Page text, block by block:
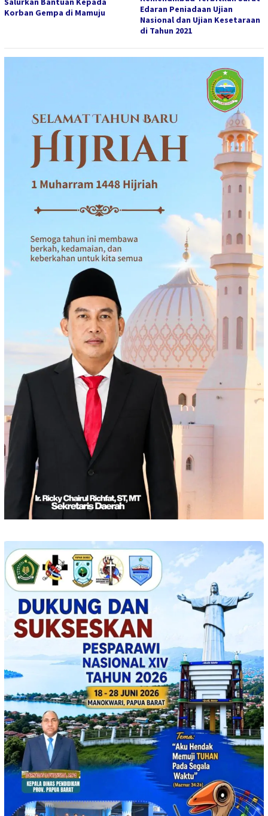
Korban Gempa di Mamuju
Edaran Peniadaan Ujian
Nasional dan Ujian Kesetaraan
di Tahun 2021